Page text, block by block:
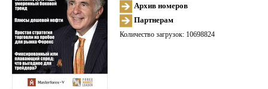
Архив номеров
Партнерам
Количество загрузок: 10698824